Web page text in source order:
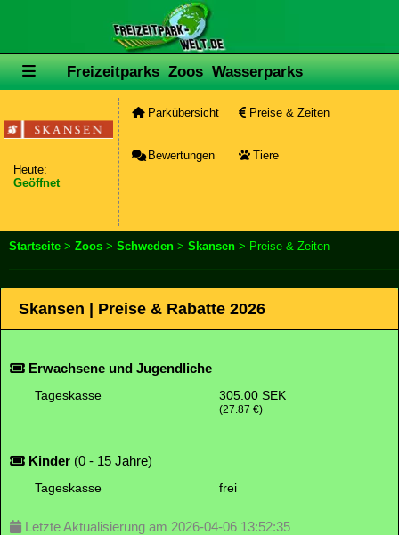
Freizeitparks Zoos Wasserparks
Heute:
Geöffnet
Parkübersicht Preise & Zeiten
Bewertungen Tiere
Startseite > Zoos > Schweden > Skansen > Preise & Zeiten
Skansen | Preise & Rabatte 2026
Erwachsene und Jugendliche
Tageskasse 305.00 SEK
(27.87 €)
Kinder (0 - 15 Jahre)
Tageskasse frei
Letzte Aktualisierung am 2026-04-06 13:52:35